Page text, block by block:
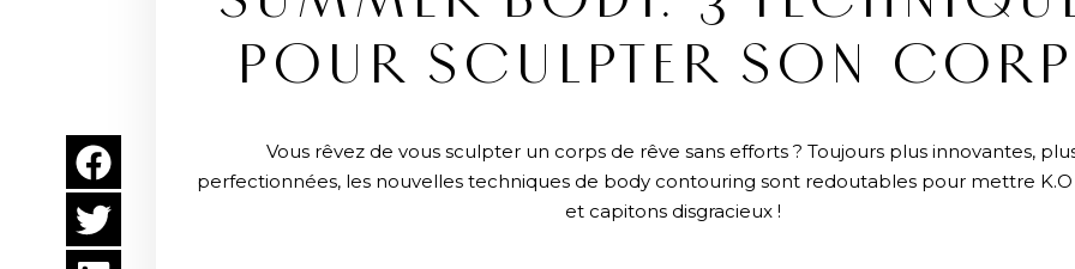
POUR SCULPTER SON
Vous rêvez de vous sculpter un corps de rêve sans efforts ? Toujours plus innovantes,
perfectionnées, les nouvelles techniques de body contouring sont redoutables pour mettre
et capitons disgracieux !